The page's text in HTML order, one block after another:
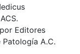
Editores
A.C.